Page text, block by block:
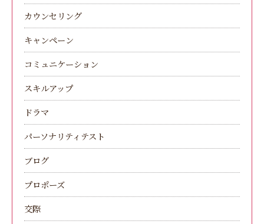
カウンセリング
キャンペーン
コミュニケーション
スキルアップ
ドラマ
パーソナリティテスト
ブログ
プロポーズ
交際